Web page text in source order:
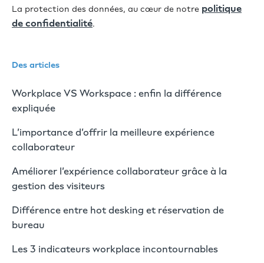
La protection des données, au cœur de notre politique
de confidentialité.
Des articles
Workplace VS Workspace : enfin la différence
expliquée
L’importance d’offrir la meilleure expérience
collaborateur
Améliorer l’expérience collaborateur grâce à la
gestion des visiteurs
Différence entre hot desking et réservation de
bureau
Les 3 indicateurs workplace incontournables